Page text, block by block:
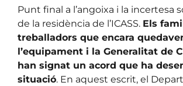
Punt final a l’angoixa i la incertesa
de la residència de l’ICASS. Els
treballadors que encara
l’equipament i la Generalitat de
han signat un acord que ha
situació. En aquest escrit, el